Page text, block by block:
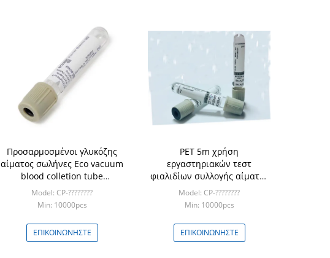
Προσαρμοσμένοι γλυκόζης
αίματος σωλήνες Eco vacuum
blood colletion tube
χρώματος σωλήνων γκρίζοι
φιλικό
Model: CP-????????
Min: 10000pcs
ΕΠΙΚΟΙΝΩΝΉΣΤΕ
PET 5m χρήση
εργαστηριακών τεστ
φιαλιδίων συλλογής αίματος
σωλήνων αίματος ηπαρίνης
νατρίου
Model: CP-????????
Min: 10000pcs
ΕΠΙΚΟΙΝΩΝΉΣΤΕ